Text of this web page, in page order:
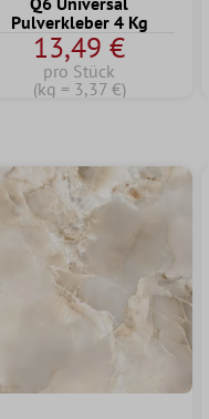
Pulverkleber 4 Kg
13,49 €
pro Stück
(kg = 3,37 €)